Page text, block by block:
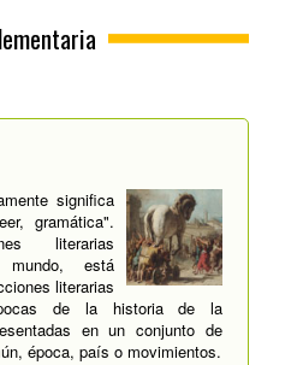
significa
gramática".
literarias
está
literarias
de la historia de la
en un conjunto de
época, país o movimientos.